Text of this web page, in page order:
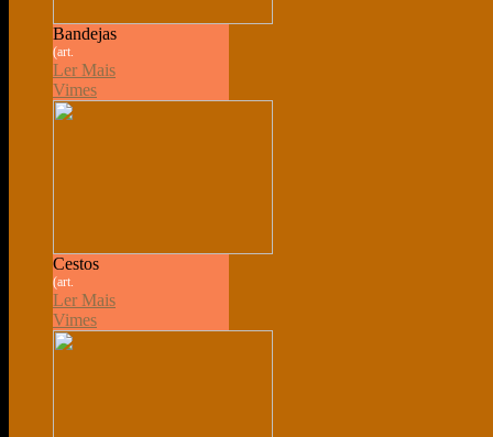
Bandejas
(art.
Ler Mais
Vimes
Cestos
(art.
Ler Mais
Vimes